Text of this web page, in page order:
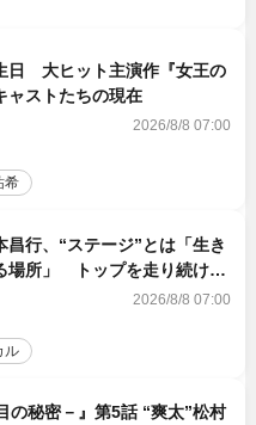
日 大ヒット主演作『女王の
ャストたちの現在
2026/8/8 07:00
希
昌行、“ステージ”とは「生き
場所」 トップを走り続ける
2026/8/8 07:00
ル
の秘密－』第5話 “爽太”松村